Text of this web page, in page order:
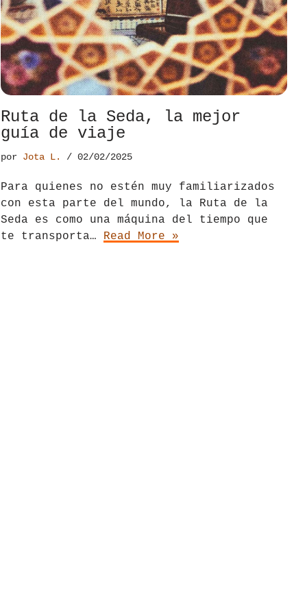
Ruta de la Seda, la mejor
guía de viaje
por Jota L. 02/02/2025
Para quienes no estén muy familiarizados
con esta parte del mundo, la Ruta de la
Seda es como una máquina del tiempo que
te transporta… Read More »